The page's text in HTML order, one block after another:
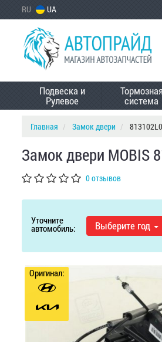
RU UA
Подвеска и
Рулевое
Тормозная
система
Главная Замок двери
Замок двери MOBIS
0 отзывов
Уточните
автомобиль: Выберите год
Оригинал: